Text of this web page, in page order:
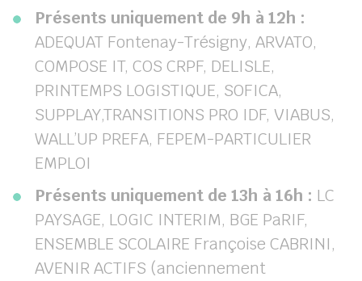
Présents uniquement de 9h à 12h :
ADEQUAT Fontenay-Trésigny, ARVATO,
COMPOSE IT, COS CRPF, DELISLE,
PRINTEMPS LOGISTIQUE, SOFICA,
SUPPLAY,TRANSITIONS PRO IDF, VIABUS,
WALL’UP PREFA, FEPEM-PARTICULIER
EMPLOI
Présents uniquement de 13h à 16h : LC
PAYSAGE, LOGIC INTERIM, BGE PaRIF,
ENSEMBLE SCOLAIRE Françoise CABRINI,
AVENIR ACTIFS (anciennement